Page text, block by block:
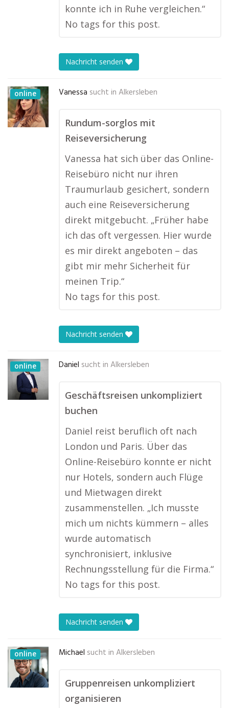
konnte ich in Ruhe vergleichen.“
No tags for this post.
Nachricht senden
online Vanessa sucht in Alkersleben
Rundum-sorglos mit
Reiseversicherung
Vanessa hat sich über das Online-
Reisebüro nicht nur ihren
Traumurlaub gesichert, sondern
auch eine Reiseversicherung
direkt mitgebucht. „Früher habe
ich das oft vergessen. Hier wurde
es mir direkt angeboten – das
gibt mir mehr Sicherheit für
meinen Trip.“
No tags for this post.
Nachricht senden
online Daniel sucht in Alkersleben
Geschäftsreisen unkompliziert
buchen
Daniel reist beruflich oft nach
London und Paris. Über das
Online-Reisebüro konnte er nicht
nur Hotels, sondern auch Flüge
und Mietwagen direkt
zusammenstellen. „Ich musste
mich um nichts kümmern – alles
wurde automatisch
synchronisiert, inklusive
Rechnungsstellung für die Firma.“
No tags for this post.
Nachricht senden
online Michael sucht in Alkersleben
Gruppenreisen unkompliziert
organisieren